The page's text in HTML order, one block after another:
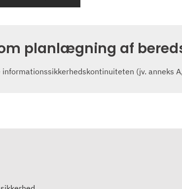
om planlægning af
informationssikkerhedskontinuiteten (jv. anneks